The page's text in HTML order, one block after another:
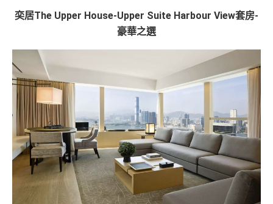
奕居The Upper House-Upper Suite Harbour View套房-
豪華之選